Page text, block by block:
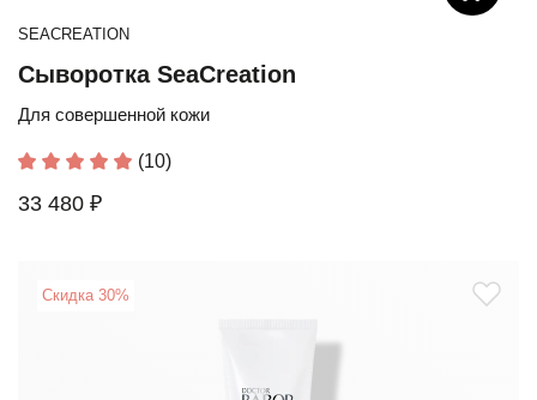
SEACREATION
Сыворотка SeaCreation
Для совершенной кожи
(10)
33 480 ₽
Скидка 30%